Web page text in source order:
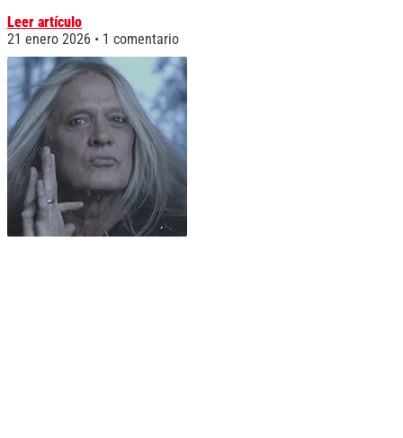
Leer artículo
21 enero 2026
1 comentario